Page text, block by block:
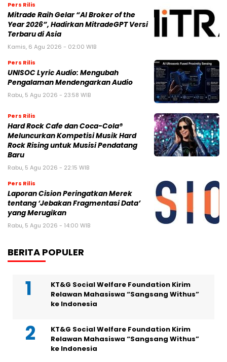
Pers Rilis
Mitrade Raih Gelar “AI Broker of the
Year 2026”, Hadirkan MitradeGPT Versi
Terbaru di Asia
Kamis, 6 Agu 2026 - 02:00 WIB
Pers Rilis
UNISOC Lyric Audio: Mengubah
Pengalaman Mendengarkan Audio
Rabu, 5 Agu 2026 - 23:58 WIB
Pers Rilis
Hard Rock Cafe dan Coca-Cola®
Meluncurkan Kompetisi Musik Hard
Rock Rising untuk Musisi Pendatang
Baru
Rabu, 5 Agu 2026 - 22:15 WIB
Pers Rilis
Laporan Cision Peringatkan Merek
tentang ‘Jebakan Fragmentasi Data’
yang Merugikan
Rabu, 5 Agu 2026 - 14:00 WIB
BERITA POPULER
KT&G Social Welfare Foundation Kirim
Relawan Mahasiswa “Sangsang Withus”
ke Indonesia
KT&G Social Welfare Foundation Kirim
Relawan Mahasiswa “Sangsang Withus”
ke Indonesia